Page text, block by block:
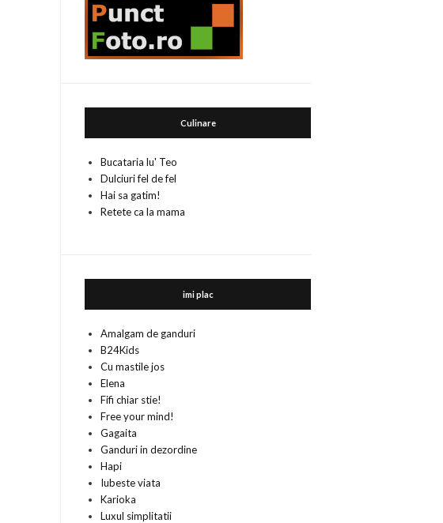
Culinare
Bucataria lu' Teo
Dulciuri fel de fel
Hai sa gatim!
Retete ca la mama
imi plac
Amalgam de ganduri
B24Kids
Cu mastile jos
Elena
Fifi chiar stie!
Free your mind!
Gagaita
Ganduri in dezordine
Hapi
Iubeste viata
Karioka
Luxul simplitatii